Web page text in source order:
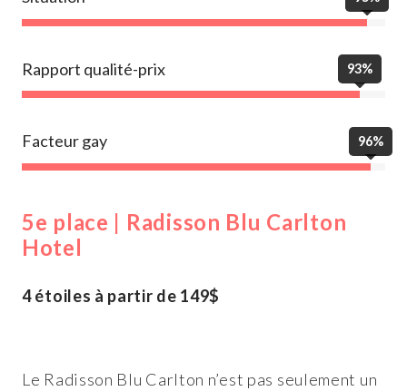
Rapport qualité-prix 93%
Facteur gay 96%
5e place | Radisson Blu Carlton
Hotel
4 étoiles à partir de 149$
Le Radisson Blu Carlton n’est pas seulement un